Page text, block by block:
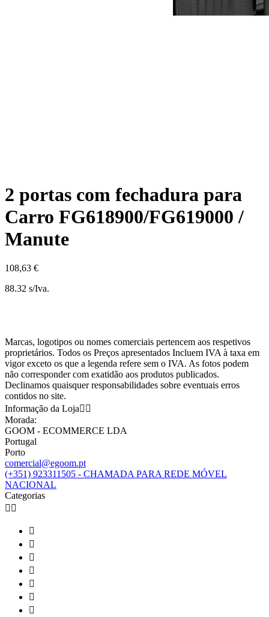
2 portas com fechadura para
Carro FG618900/FG619000 /
Manute
108,63 €
88.32 s/Iva.
Marcas, logotipos ou nomes comerciais pertencem aos respetivos
proprietários. Todos os Preços apresentados Incluem IVA à taxa em
vigor exceto os que a legenda refere sem o IVA. As fotos podem
não corresponder com exatidão aos produtos publicados.
Declinamos quaisquer responsabilidades sobre eventuais erros
contidos no site.
Informação da Loja 
Morada:
GOOM - ECOMMERCE LDA
Portugal
Porto
comercial@egoom.pt
(+351) 923311505 - CHAMADA PARA REDE MÓVEL
NACIONAL
Categorias
 






